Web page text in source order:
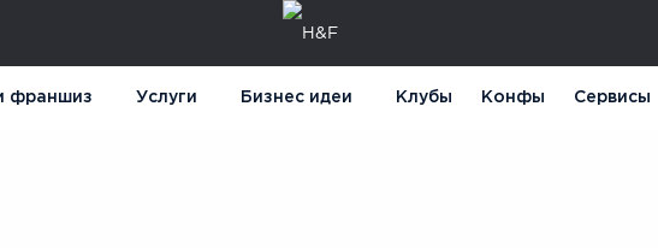
франшиз Услуги Бизнес идеи Клубы Конфы Сервисы